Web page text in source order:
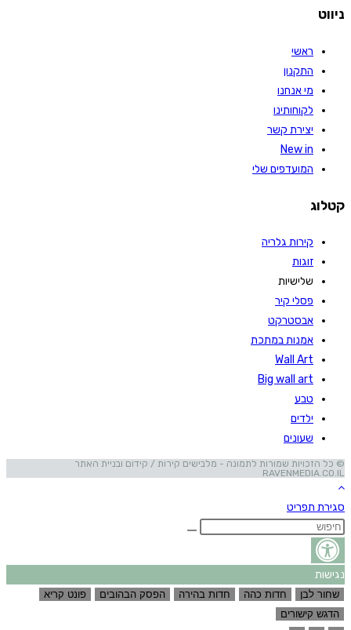
ניווט
ראשי
התקנון
מי אנחנו
לקוחותינו
יצירת קשר
New in
המועדפים שלי
קטלוג
קירות גלריה
זוגות
שלישיות
פסלי קיר
אבסטרקט
אמנות במתכת
Wall Art
Big wall art
טבע
ילדים
שעונים
© כל הזכויות שמורות לתמונה - מלבישים קירות / קידום ובניית האתר
RAVENMEDIA.CO.IL
סגירת תפריט
נגישות
שחור לבן חדות כהה חדות בהירה הפסק הבהובים
פונט קריא
הדגש קישורים